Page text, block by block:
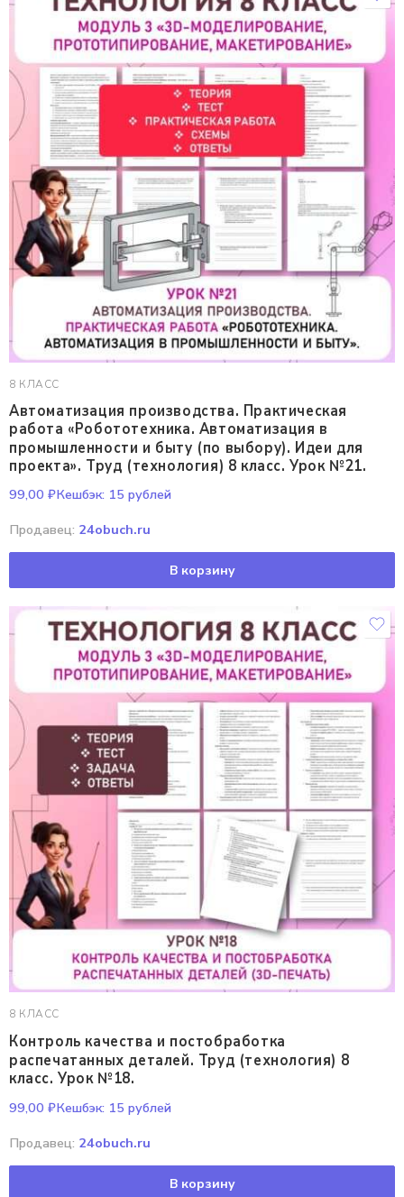
8 КЛАСС
Автоматизация производства. Практическая
работа «Робототехника. Автоматизация в
промышленности и быту (по выбору). Идеи для
проекта». Труд (технология) 8 класс. Урок №21.
99,00 ₽Кешбэк: 15 рублей
Продавец: 24obuch.ru
В корзину
8 КЛАСС
Контроль качества и постобработка
распечатанных деталей. Труд (технология) 8
класс. Урок №18.
99,00 ₽Кешбэк: 15 рублей
Продавец: 24obuch.ru
В корзину